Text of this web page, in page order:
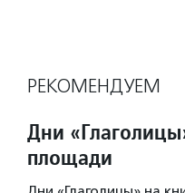
РЕКОМЕНДУЕМ
Дни
площади